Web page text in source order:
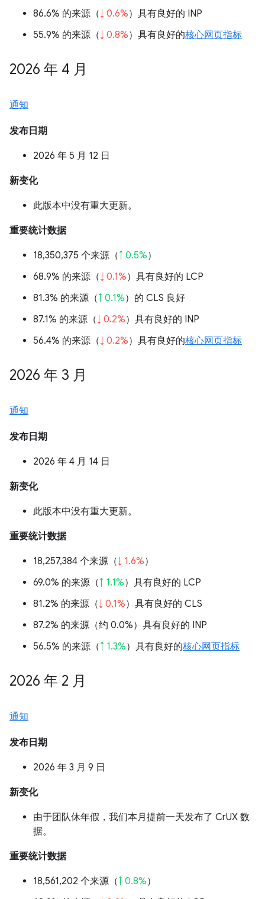
86.6% 的来源（↓ 0.6%）具有良好的 INP
55.9% 的来源（↓ 0.8%）具有良好的核心网页指标
2026 年 4 月
通知
发布日期
2026 年 5 月 12 日
新变化
此版本中没有重大更新。
重要统计数据
18,350,375 个来源（↑ 0.5%）
68.9% 的来源（↓ 0.1%）具有良好的 LCP
81.3% 的来源（↑ 0.1%）的 CLS 良好
87.1% 的来源（↓ 0.2%）具有良好的 INP
56.4% 的来源（↓ 0.2%）具有良好的核心网页指标
2026 年 3 月
通知
发布日期
2026 年 4 月 14 日
新变化
此版本中没有重大更新。
重要统计数据
18,257,384 个来源（↓ 1.6%）
69.0% 的来源（↑ 1.1%）具有良好的 LCP
81.2% 的来源（↓ 0.1%）具有良好的 CLS
87.2% 的来源（约 0.0%）具有良好的 INP
56.5% 的来源（↑ 1.3%）具有良好的核心网页指标
2026 年 2 月
通知
发布日期
2026 年 3 月 9 日
新变化
由于团队休年假，我们本月提前一天发布了 CrUX 数
据。
重要统计数据
18,561,202 个来源（↑ 0.8%）